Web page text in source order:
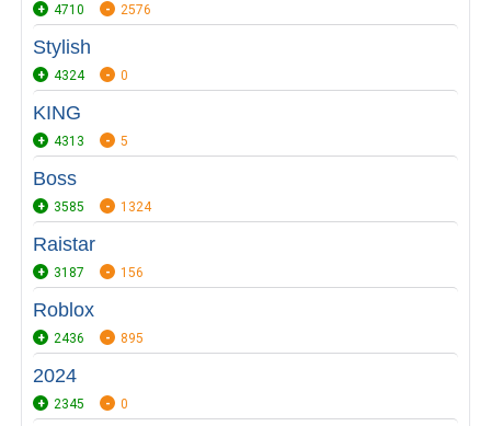
4710 2576
Stylish
4324 0
KING
4313 5
Boss
3585 1324
Raistar
3187 156
Roblox
2436 895
2024
2345 0